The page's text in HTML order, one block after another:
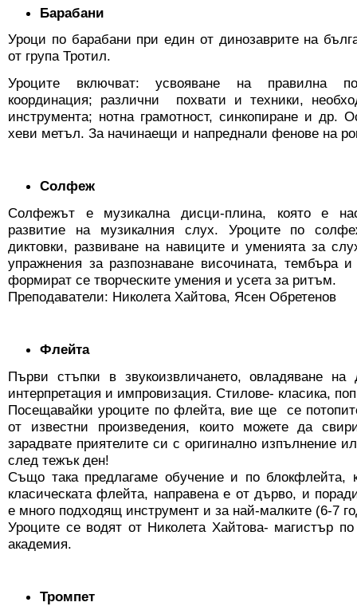
Барабани
Уроци по барабани при един от динозаврите на
от група Тротил.
Уроците включват: усвояване на правилна
координация; различни похвати и техники,
инструмента; нотна грамотност, синкопиране и др.
хеви метъл. За начинаещи и напреднали фенове на
Солфеж
Солфежът е музикална дисци-плина, която е
развитие на музикалния слух. Уроците по
диктовки, развиване на навиците и уменията за
упражнения за рaзпознаване височината, тембъра
формират сe творческите умения и усета за ритъм.
Преподаватели: Николета Хайтова, Ясен Обретенов
Флейта
Първи стъпки в звукоизвличането, овладяване
интерпретация и импровизация. Стилове- класика,
Посещавайки уроците по флейта, вие ще се
от известни произведения, които можете да
зарадвате приятелите си с оригинално изпълнение
след тежък ден!
Също така предлагаме обучение и по блокфлейта,
класическата флейта, направена е от дърво, и
е много подходящ инструмент и за най-малките (6-7
Уроците се водят от Николета Хайтова- магистър
академия.
Тромпет